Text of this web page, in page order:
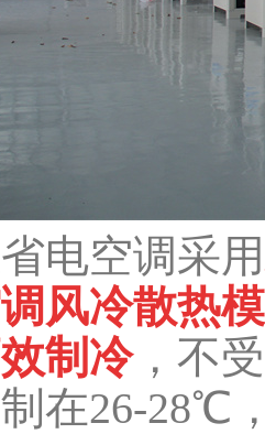
电空调采用
风冷散热
制冷，不
在26-28℃